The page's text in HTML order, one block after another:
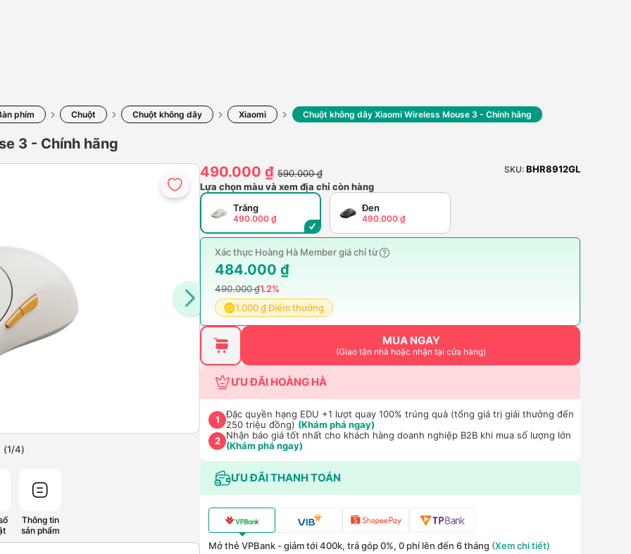
phím Chuột Chuột không dây Xiaomi Chuột không dây Xiaomi Wireless Mouse 3 - Chính hãng
3 - Chính hãng
(1/4)
Thông tin
sản phẩm
490.000 ₫ 590.000 ₫ SKU: BHR8912GL
Lựa chọn màu và xem địa chỉ còn hàng
Trắng
490.000 ₫
Đen
490.000 ₫
Xác thực Hoàng Hà Member giá chỉ từ
484.000 ₫
490.000 ₫1.2%
1.000 ₫ Điểm thưởng
MUA NGAY
(Giao tận nhà hoặc nhận tại cửa hàng)
ƯU ĐÃI HOÀNG HÀ
1
Đặc quyền hạng EDU +1 lượt quay 100% trúng quà (tổng giá trị giải thưởng đến
250 triệu đồng) (Khám phá ngay)
2 Nhận báo giá tốt nhất cho khách hàng doanh nghiệp B2B khi mua số lượng lớn
(Khám phá ngay)
ƯU ĐÃI THANH TOÁN
Mở thẻ VPBank - giảm tới 400k, trả góp 0%, 0 phí lên đến 6 tháng (Xem chi tiết)